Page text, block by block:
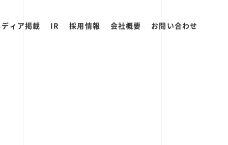
ィア掲載 IR 採用情報 会社概要 お問い合わせ